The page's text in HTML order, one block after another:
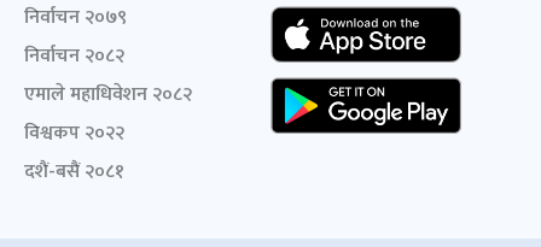
निर्वाचन २०७९
निर्वाचन २०८२
एमाले महाधिवेशन २०८२
विश्वकप २०२२
दशैं-बसैं २०८१